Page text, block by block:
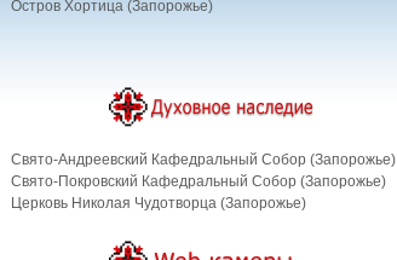
Остров Хортица (Запорожье)
Свято-Андреевский Кафедральный Собор (Запорожье)
Свято-Покровский Кафедральный Собор (Запорожье)
Церковь Николая Чудотворца (Запорожье)